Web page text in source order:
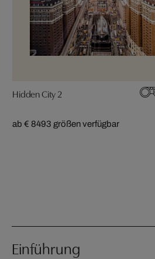
Hidden City 2
ab € 8493 größen verfügbar
Einführung